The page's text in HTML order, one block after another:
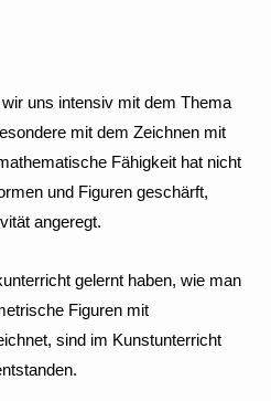
uns intensiv mit dem Thema
mit dem Zeichnen mit
Fähigkeit hat nicht
und Figuren geschärft,
angeregt.
gelernt haben, wie man
Figuren mit
sind im Kunstunterricht